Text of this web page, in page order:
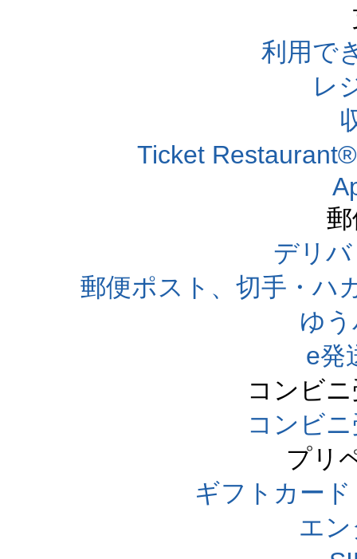
利用で
レ
Ticket
デリ
郵便ポスト、切手・ハ
ゆ
e発
コンビ
コンビ
プリ
ギフトカー
エ